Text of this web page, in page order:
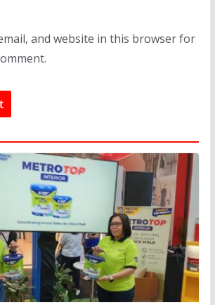
and website in this browser for